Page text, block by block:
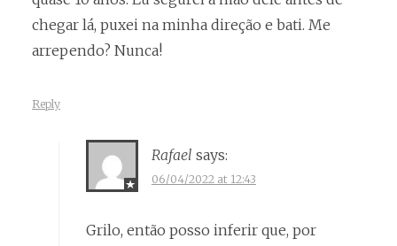
chegar lá, puxei na minha direção e bati. Me
arrependo? Nunca!
Reply
Rafael says:
06/04/2022 at 12:43
Grilo, então posso inferir que, por